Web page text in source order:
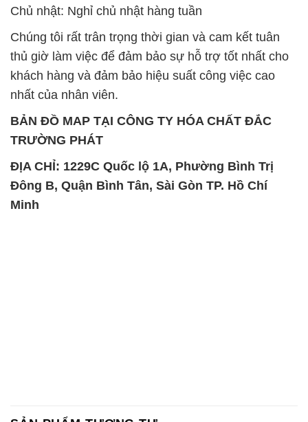
nhất của nhân viên.
BẢN ĐỒ MAP TẠI CÔNG TY HÓA CHẤT ĐẮC
TRƯỜNG PHÁT
ĐỊA CHỈ: 1229C Quốc lộ 1A, Phường Bình Trị
Đông B, Quận Bình Tân, Sài Gòn TP. Hồ Chí
Minh